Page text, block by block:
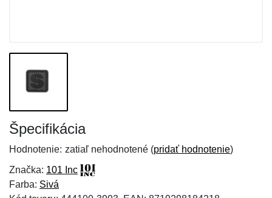
Špecifikácia
Hodnotenie: zatiaľ nehodnotené (pridať hodnotenie)
Značka: 101 Inc
Farba: Sivá